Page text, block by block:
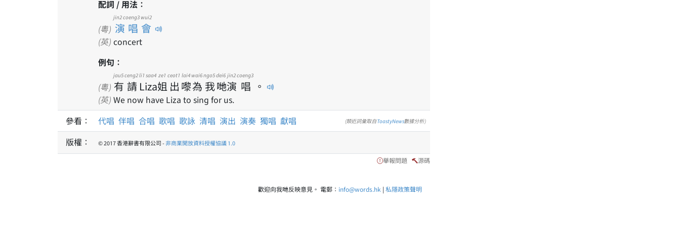
配詞 / 用法：
(粵) 演唱會
jin2 coeng3 wui2
(英) concert
例句：
(粵) 有
jau5
請
ceng2
Liza
li1 saa4
姐
ze1
出
ceot1
嚟
lai4
為
wai6
我
ngo5
哋
dei6
演
jin2
唱
coeng3
。
(英) We now have Liza to sing for us.
參看：
代唱 伴唱 合唱 歌唱 歌詠 清唱 演出 演奏 獨唱 獻唱 (類近詞彙取自ToastyNews數據分析)
版權： © 2017 香港辭書有限公司 -非商業開放資料授權協議 1.0
舉報問題 源碼
歡迎向我哋反映意見。 電郵： info@words.hk | 私隱政策聲明